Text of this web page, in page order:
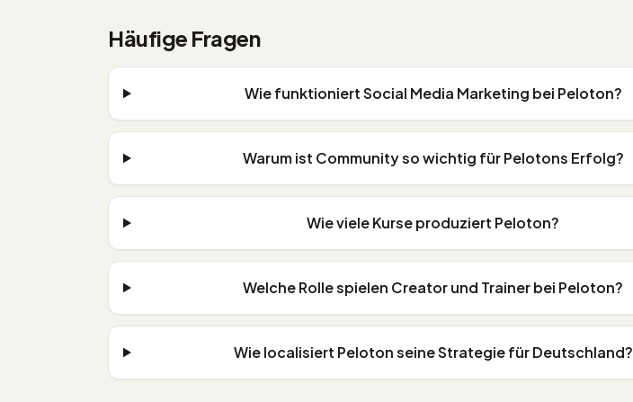
Häufige Fragen
Wie funktioniert Social Media Marketing bei Peloton?
Warum ist Community so wichtig für Pelotons Erfolg?
Wie viele Kurse produziert Peloton?
Welche Rolle spielen Creator und Trainer bei Peloton?
Wie localisiert Peloton seine Strategie für Deutschland?